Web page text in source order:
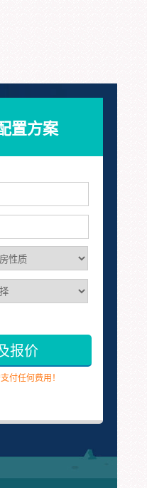
置方案
报价
付任何费用！